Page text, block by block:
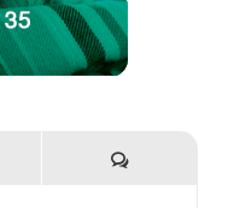
Komentari